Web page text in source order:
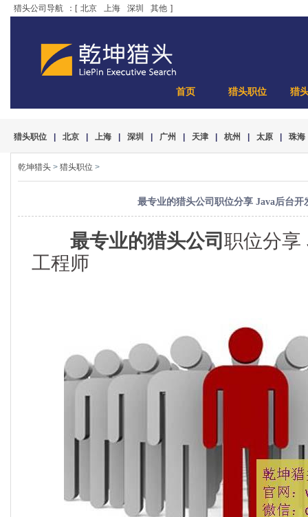
猎头公司导航 ：[ 北京 上海 深圳 其他 ]
首页 猎头职位 猎
猎头职位 北京 上海 深圳 广州 天津 杭州 太原 珠海
乾坤猎头 > 猎头职位 >
最专业的猎头公司职位分享 Java后台开
最专业的猎头公司职位分享
工程师